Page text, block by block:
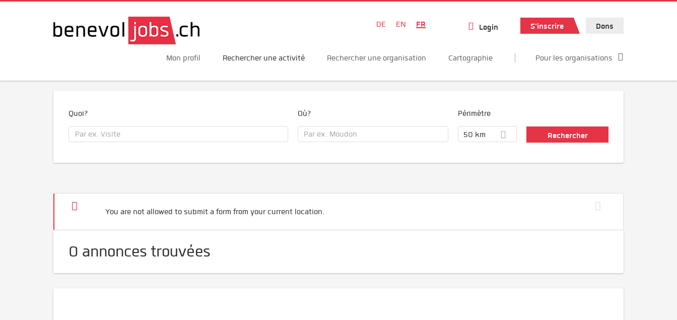
DE EN FR Login S'inscrire Dons
Mon profil Rechercher une activité Rechercher une organisation Cartographie Pour les organisations
Quoi? Où? Périmètre
50 km
You are not allowed to submit a form from your current location.
0 annonces trouvées